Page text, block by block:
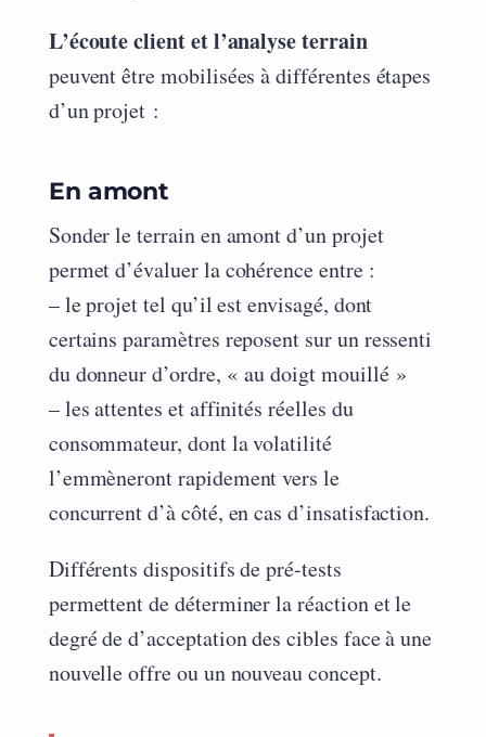
L’écoute client et l’analyse terrain
peuvent être mobilisées à différentes étapes
d’un projet :
En amont
Sonder le terrain en amont d’un projet
permet d’évaluer la cohérence entre :
– le projet tel qu’il est envisagé, dont
certains paramètres reposent sur un ressenti
du donneur d’ordre, « au doigt mouillé »
– les attentes et affinités réelles du
consommateur, dont la volatilité
l’emmèneront rapidement vers le
concurrent d’à côté, en cas d’insatisfaction.
Différents dispositifs de pré-tests
permettent de déterminer la réaction et le
degré de d’acceptation des cibles face à une
nouvelle offre ou un nouveau concept.